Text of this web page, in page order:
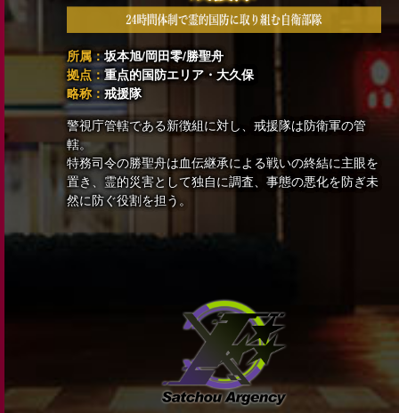
所属：坂本旭/岡田零/勝聖舟
拠点：重点的国防エリア・大久保
略称：戒援隊
警視庁管轄である新徴組に対し、戒援隊は防衛軍の管
轄。
特務司令の勝聖舟は血伝継承による戦いの終結に主眼を
置き、霊的災害として独自に調査、事態の悪化を防ぎ未
然に防ぐ役割を担う。